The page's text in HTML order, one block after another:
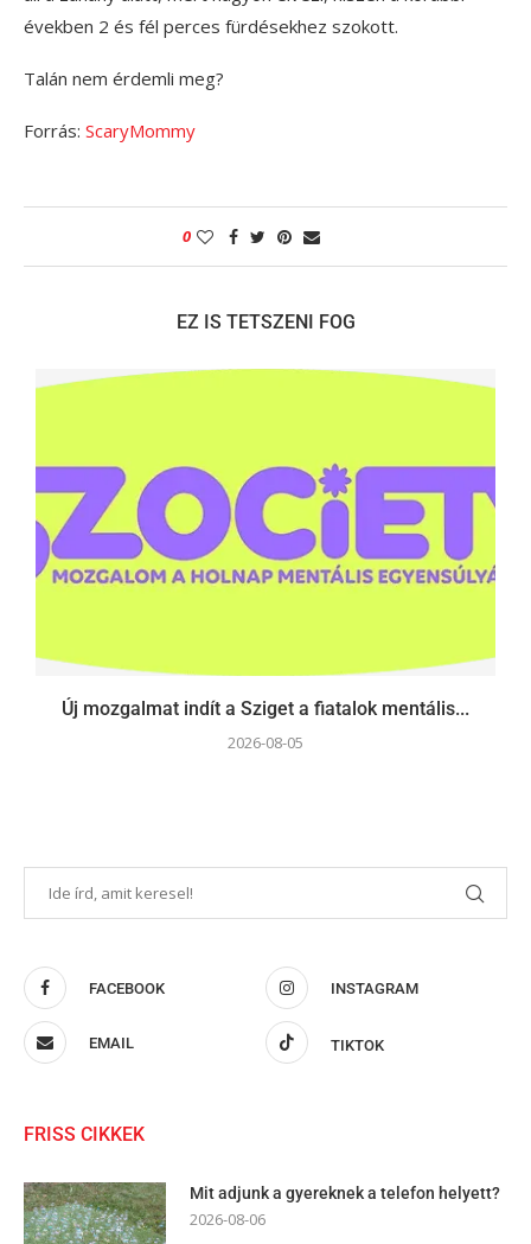
években 2 és fél perces fürdésekhez szokott.
Talán nem érdemli meg?
Forrás: ScaryMommy
0
EZ IS TETSZENI FOG
Új mozgalmat indít a Sziget a fiatalok mentális...
2026-08-05
FACEBOOK INSTAGRAM
EMAIL TIKTOK
FRISS CIKKEK
Mit adjunk a gyereknek a telefon helyett?
2026-08-06